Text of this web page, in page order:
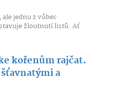
jednu z vůbec
žloutnutí listů. Ať
kořenům rajčat.
a